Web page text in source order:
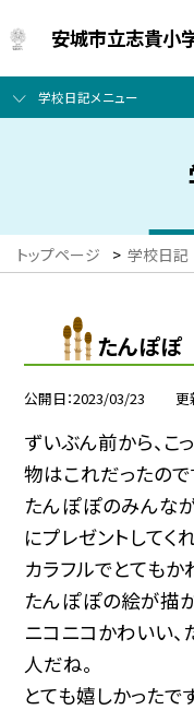
安城市立志貴小
学校日記メニュー
トップページ > 学校日記
たんぽぽ
公開日 2023/03/23 更
ずいぶん前から、こ
物はこれだったので
たんぽぽのみんな
にプレゼントしてく
カラフルでとてもか
たんぽぽの絵が描
ニコニコかわいい
人だね。
とても嬉しかったで